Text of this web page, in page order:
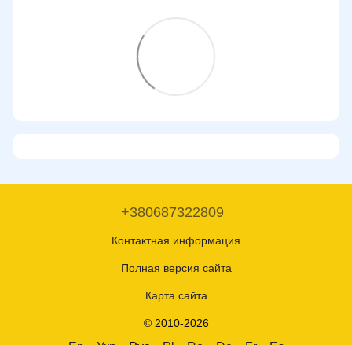
+380687322809
Контактная информация
Полная версия сайта
Карта сайта
© 2010-2026